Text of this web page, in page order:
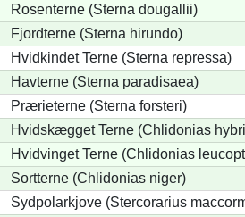
Rosenterne (Sterna dougallii)
Fjordterne (Sterna hirundo)
Hvidkindet Terne (Sterna repressa)
Havterne (Sterna paradisaea)
Prærieterne (Sterna forsteri)
Hvidskægget Terne (Chlidonias
Hvidvinget Terne (Chlidonias
Sortterne (Chlidonias niger)
Sydpolarkjove (Stercorarius